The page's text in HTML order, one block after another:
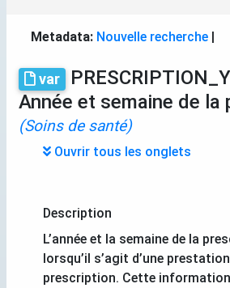
Metadata: Nouvelle recherche |
var
Année et semaine de la
(Soins de santé)
Ouvrir tous les onglets
Description
L’année et la semaine de la
lorsqu’il s’agit d’une
prescription. Cette